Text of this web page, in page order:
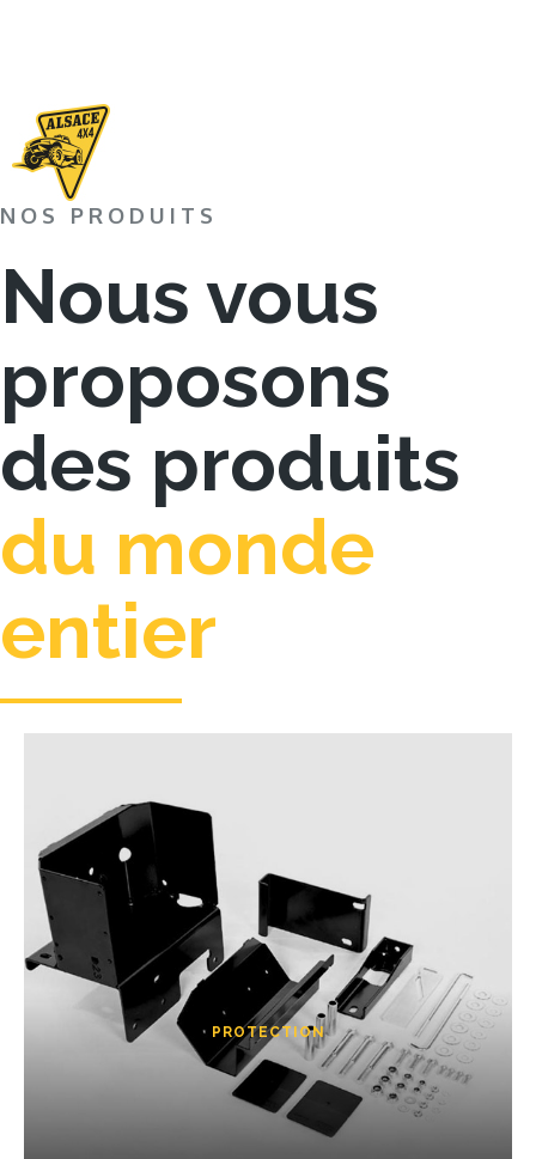
NOS PRODUITS
Nous vous
proposons
des produits
du monde
entier
PROTECTION